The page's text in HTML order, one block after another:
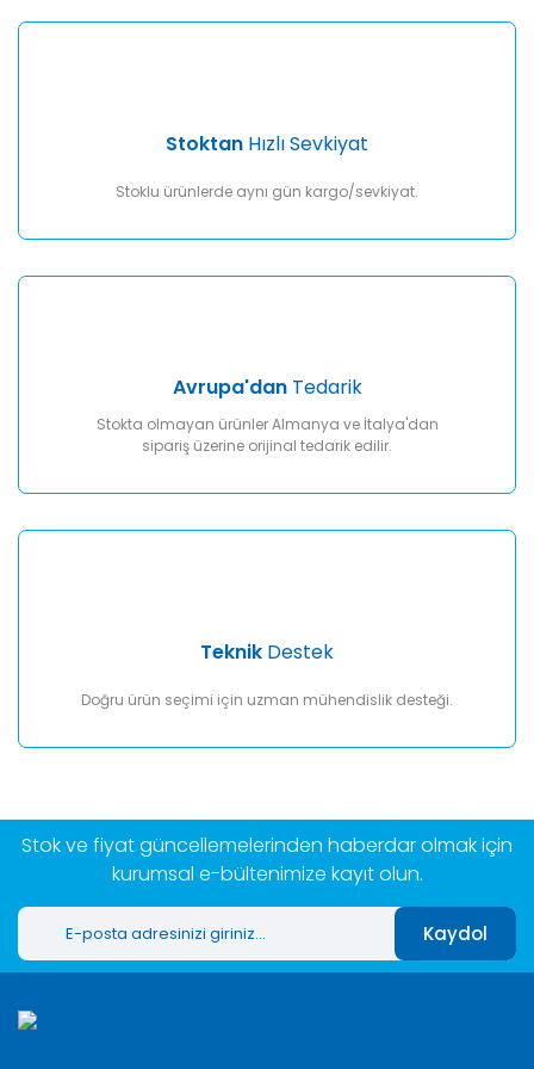
Stoktan Hızlı Sevkiyat
Stoklu ürünlerde aynı gün kargo/sevkiyat.
Avrupa'danTedarik
Stokta olmayan ürünler Almanya ve İtalya'dan
sipariş üzerine orijinal tedarik edilir.
Teknik Destek
Doğru ürün seçimi için uzman mühendislik desteği.
Stok ve fiyat güncellemelerinden haberdar olmak için
kurumsal e-bültenimize kayıt olun.
Kaydol